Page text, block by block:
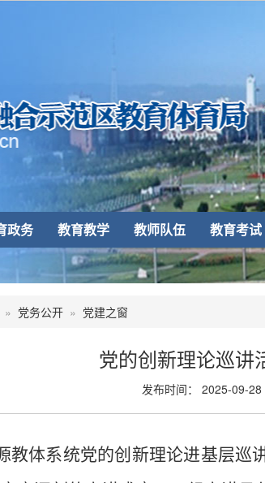
政务 教育教学 教师队伍 教育考试
» 党务公开 » 党建之窗
党的创新理论巡讲
发布时间： 2025-09-
教体系统党的创新理论进基层巡